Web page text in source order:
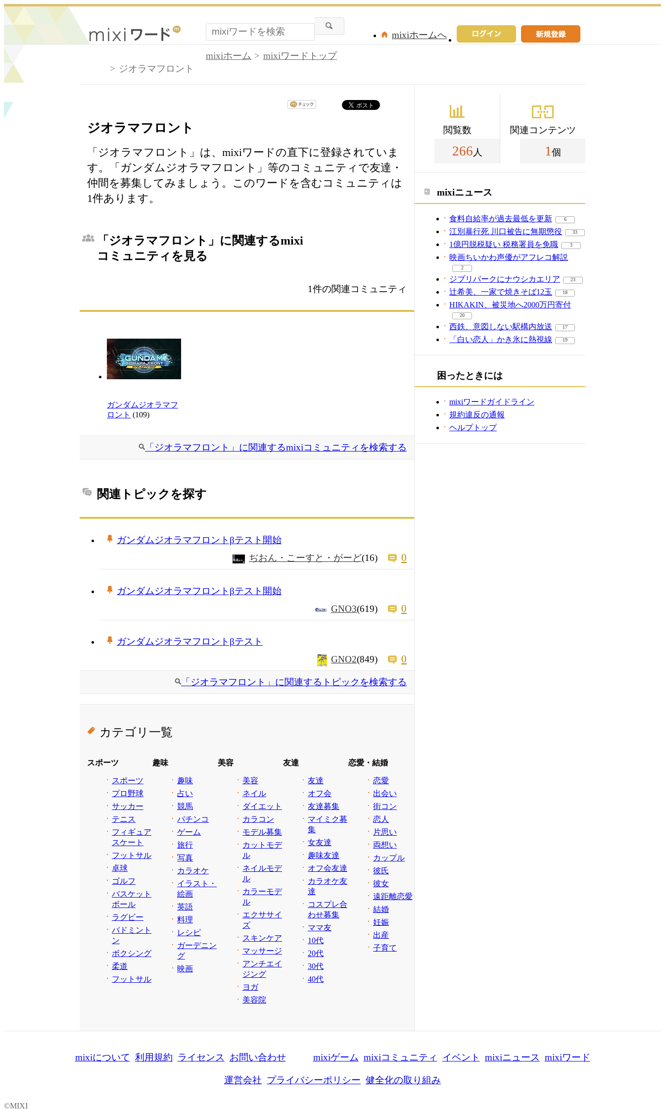
mixiホームへ
mixiホーム
mixiワードトップ
ジオラマフロント
ジオラマフロント
「ジオラマフロント」は、mixiワードの直下に登録されていま
す。「ガンダムジオラマフロント」等のコミュニティで友達・
仲間を募集してみましょう。このワードを含むコミュニティは
1件あります。
「ジオラマフロント」に関連するmixi
コミュニティを見る
1件の関連コミュニティ
ガンダムジオラマフ
ロント (109)
「ジオラマフロント」に関連するmixiコミュニティを検索する
関連トピックを探す
ガンダムジオラマフロントβテスト開始
ぢおん・こーすと・がーど(16) 0
ガンダムジオラマフロントβテスト開始
GNO3(619) 0
ガンダムジオラマフロントβテスト
GNO2(849) 0
「ジオラマフロント」に関連するトピックを検索する
カテゴリ一覧
スポーツ
スポーツ
プロ野球
サッカー
テニス
フィギュア
スケート
フットサル
卓球
ゴルフ
バスケット
ボール
ラグビー
バドミント
ン
ボクシング
柔道
フットサル
趣味
趣味
占い
競馬
パチンコ
ゲーム
旅行
写真
カラオケ
イラスト・
絵画
英語
料理
レシピ
ガーデニン
グ
映画
美容
美容
ネイル
ダイエット
カラコン
モデル募集
カットモデ
ル
ネイルモデ
ル
カラーモデ
ル
エクササイ
ズ
スキンケア
マッサージ
アンチエイ
ジング
ヨガ
美容院
友達
友達
オフ会
友達募集
マイミク募
集
女友達
趣味友達
オフ会友達
カラオケ友
達
コスプレ合
わせ募集
ママ友
10代
20代
30代
40代
恋愛・結婚
恋愛
出会い
街コン
恋人
片思い
両想い
カップル
彼氏
彼女
遠距離恋愛
結婚
妊娠
出産
子育て
閲覧数
266 人
関連コンテンツ
1 個
mixiニュース
食料自給率が過去最低を更新 6
江別暴行死 川口被告に無期懲役 33
1億円脱税疑い 税務署員を免職 3
映画ちいかわ声優がアフレコ解説
2
ジブリパークにナウシカエリア 23
辻希美、一家で焼きそば12玉 18
HIKAKIN、被災地へ2000万円寄付
20
西鉄、意図しない駅構内放送 17
「白い恋人」かき氷に熱視線 19
困ったときには
mixiワードガイドライン
規約違反の通報
ヘルプトップ
mixiについて 利用規約 ライセンス お問い合わせ mixiゲーム mixiコミュニティ イベント mixiニュース mixiワード
運営会社 プライバシーポリシー 健全化の取り組み
©MIXI